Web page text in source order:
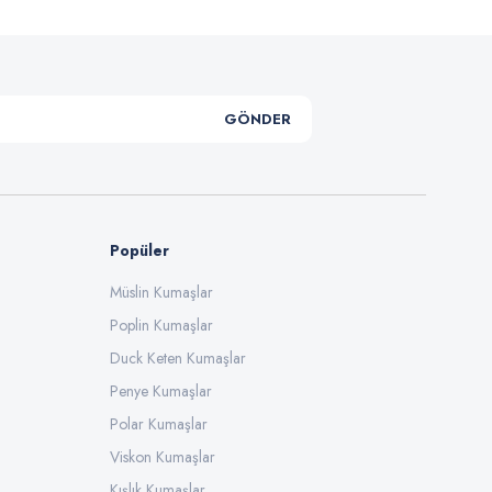
GÖNDER
Popüler
Müslin Kumaşlar
Poplin Kumaşlar
Duck Keten Kumaşlar
Penye Kumaşlar
Polar Kumaşlar
Viskon Kumaşlar